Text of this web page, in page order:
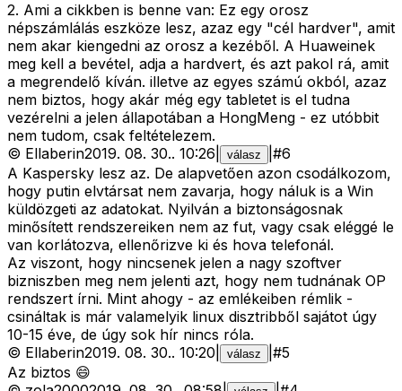
2. Ami a cikkben is benne van: Ez egy orosz
népszámlálás eszköze lesz, azaz egy "cél hardver", amit
nem akar kiengedni az orosz a kezéből. A Huaweinek
meg kell a bevétel, adja a hardvert, és azt pakol rá, amit
a megrendelő kíván. illetve az egyes számú okból, azaz
nem biztos, hogy akár még egy tabletet is el tudna
vezérelni a jelen állapotában a HongMeng - ez utóbbit
nem tudom, csak feltételezem.
© Ellaberin2019. 08. 30.. 10:26 válasz #6
A Kaspersky lesz az. De alapvetően azon csodálkozom,
hogy putin elvtársat nem zavarja, hogy náluk is a Win
küldözgeti az adatokat. Nyilván a biztonságosnak
minősített rendszereiken nem az fut, vagy csak eléggé le
van korlátozva, ellenőrizve ki és hova telefonál.
Az viszont, hogy nincsenek jelen a nagy szoftver
bizniszben meg nem jelenti azt, hogy nem tudnának OP
rendszert írni. Mint ahogy - az emlékeiben rémlik -
csináltak is már valamelyik linux disztribből sajátot úgy
10-15 éve, de úgy sok hír nincs róla.
© Ellaberin2019. 08. 30.. 10:20 válasz #5
Az biztos 😄